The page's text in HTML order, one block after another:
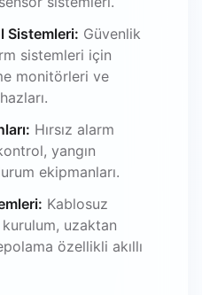
Sistemleri: Güvenlik
sistemleri için
monitörleri ve
Hırsız alarm
yangın
ekipmanları.
Kablosuz
uzaktan
özellikli akıllı